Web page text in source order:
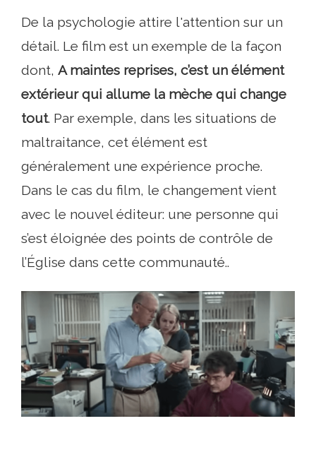
De la psychologie attire l'attention sur un
détail. Le film est un exemple de la façon
dont, A maintes reprises, c’est un élément
extérieur qui allume la mèche qui change
tout. Par exemple, dans les situations de
maltraitance, cet élément est
généralement une expérience proche.
Dans le cas du film, le changement vient
avec le nouvel éditeur: une personne qui
s’est éloignée des points de contrôle de
l’Église dans cette communauté..